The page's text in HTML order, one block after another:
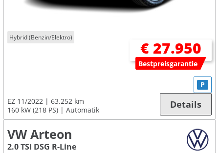
Hybrid (Benzin/Elektro)
€ 27.950
Bestpreisgarantie
EZ 11/2022
63.252 km
160 kW (218 PS)
Automatik
P
Details
VW Arteon
2.0 TSI DSG R-Line